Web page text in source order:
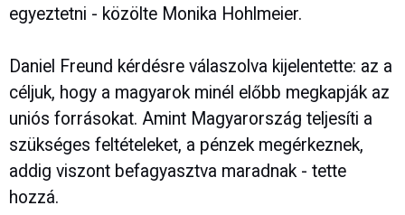
egyeztetni - közölte Monika Hohlmeier.
Daniel Freund kérdésre válaszolva kijelentette: az a
céljuk, hogy a magyarok minél előbb megkapják az
uniós forrásokat. Amint Magyarország teljesíti a
szükséges feltételeket, a pénzek megérkeznek,
addig viszont befagyasztva maradnak - tette
hozzá.